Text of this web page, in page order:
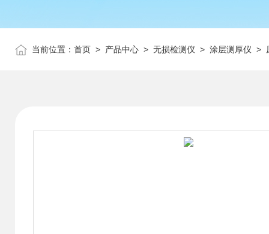
当前位置： 首页 > 产品中心 > 无损检测仪 > 涂层测厚仪 >